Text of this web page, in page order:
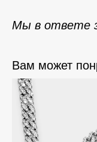
Мы в ответе
Вам может